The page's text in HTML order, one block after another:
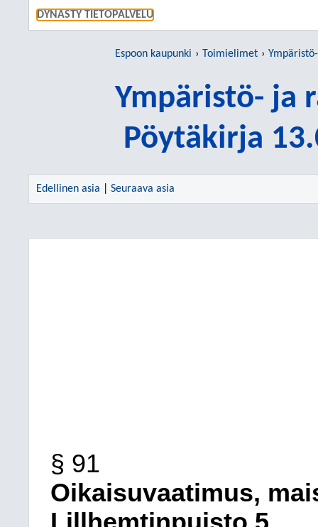
DYNASTY TIETOPALVELU
Espoon kaupunki Toimielimet
Ympäristö- ja
Pöytäkirja
Edellinen asia Seuraava asia
§ 91
Oikaisuvaatimus,